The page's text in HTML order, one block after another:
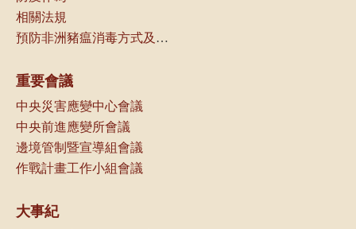
相關法規
預防非洲豬瘟消毒方式及可選用消毒劑種類
重要會議
中央災害應變中心會議
中央前進應變所會議
邊境管制暨宣導組會議
作戰計畫工作小組會議
大事紀